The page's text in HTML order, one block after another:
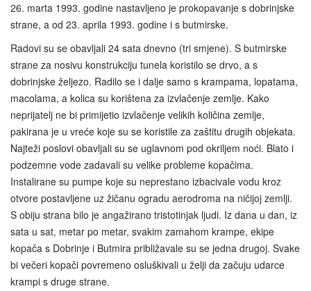
26. marta 1993. godine nastavljeno je prokopavanje s dobrinjske
strane, a od 23. aprila 1993. godine i s butmirske.
Radovi su se obavljali 24 sata dnevno (tri smjene). S butmirske
strane za nosivu konstrukciju tunela koristilo se drvo, a s
dobrinjske željezo. Radilo se i dalje samo s krampama, lopatama,
macolama, a kolica su korištena za izvlačenje zemlje. Kako
neprijatelj ne bi primijetio izvlačenje velikih količina zemlje,
pakirana je u vreće koje su se koristile za zaštitu drugih objekata.
Najteži poslovi obavljali su se uglavnom pod okriljem noći. Blato i
podzemne vode zadavali su velike probleme kopačima.
Instalirane su pumpe koje su neprestano izbacivale vodu kroz
otvore postavljene uz žičanu ogradu aerodroma na ničijoj zemlji.
S obiju strana bilo je angažirano tristotinjak ljudi. Iz dana u dan, iz
sata u sat, metar po metar, svakim zamahom krampe, ekipe
kopača s Dobrinje i Butmira približavale su se jedna drugoj. Svake
bi večeri kopači povremeno osluškivali u želji da začuju udarce
krampi s druge strane.